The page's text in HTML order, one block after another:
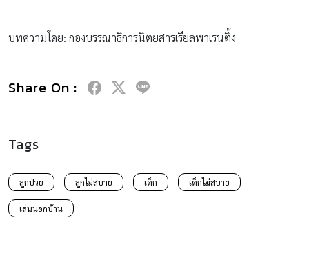
บทความโดย: กองบรรณาธิการนิตยสารเรียลพาเรนติ้ง
Share On :
Tags
ลูกป่วย ลูกไม่สบาย เด็ก เด็กไม่สบาย
เล่นนอกบ้าน